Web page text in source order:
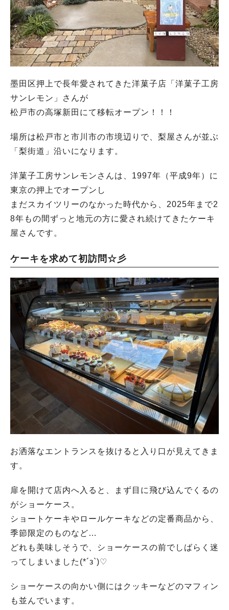
墨田区押上で長年愛されてきた洋菓子店「洋菓子工房
サンレモン」さんが
松戸市の高塚新田にて移転オープン！！！
場所は松戸市と市川市の市境辺りで、梨屋さんが並ぶ
「梨街道」沿いになります。
洋菓子工房サンレモンさんは、1997年（平成9年）に
東京の押上でオープンし
まだスカイツリーのなかった時代から、2025年まで2
8年もの間ずっと地元の方に愛され続けてきたケーキ
屋さんです。
ケーキを求めて初訪問☆彡
お洒落なエントランスを抜けると入り口が見えてきま
す。
扉を開けて店内へ入ると、まず目に飛び込んでくるの
がショーケース。
ショートケーキやロールケーキなどの定番商品から、
季節限定のものなど…
どれも美味しそうで、ショーケースの前でしばらく迷
ってしまいました(*´з`)♡
ショーケースの向かい側にはクッキーなどのマフィン
も並んでいます。